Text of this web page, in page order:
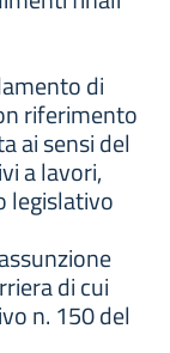
di
riferimento
ai sensi del
a lavori,
legislativo
di cui
n. 150 del